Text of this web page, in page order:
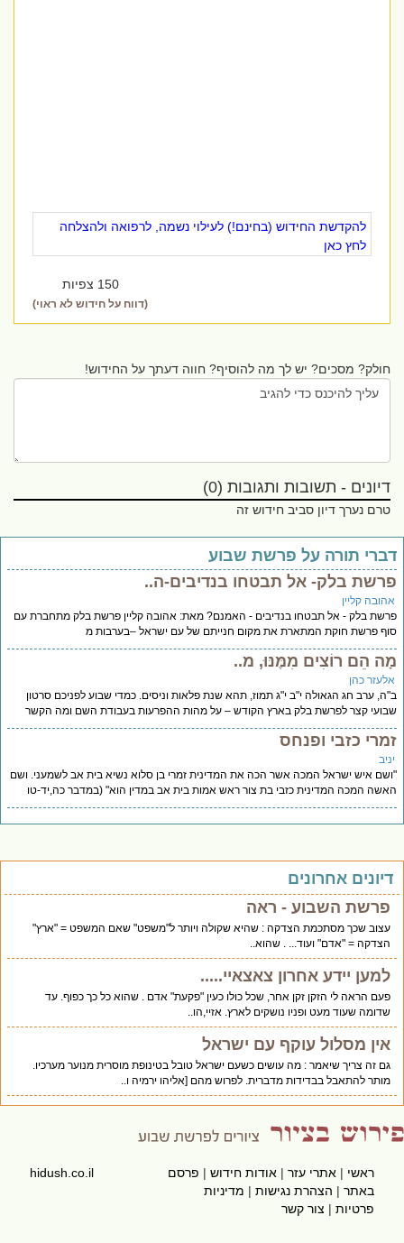
להקדשת החידוש (בחינם!) לעילוי נשמה, לרפואה ולהצלחה
לחץ כאן
150 צפיות
(דווח על חידוש לא ראוי)
חולק? מסכים? יש לך מה להוסיף? חווה דעתך על החידוש!
דיונים - תשובות ותגובות (0)
טרם נערך דיון סביב חידוש זה
תורה על פרשת שבוע
בלק- אל תבטחו בנדיבים-ה..
קליין
בלק - אל תבטחו בנדיבים - האמנם? מאת: אהובה קליין פרשת בלק מתחברת עם
פרשת חוקת המתארת את מקום חנייתם של עם ישראל –בערבות מ
הֵם רוֹצִים מִמֶּנּוּ, מ..
כהן
ערב חג הגאולה י"ב י"ג תמוז, תהא שנת פלאות וניסים. כמדי שבוע לפניכם סרטון
קצר לפרשת בלק בארץ הקודש – על מהות ההפרעות בעבודת השם ומה הקשר
כזבי ופנחס
איש ישראל המכה אשר הכה את המדינית זמרי בן סלוא נשיא בית אב לשמעני. ושם
המכה המדינית כזבי בת צור ראש אמות בית אב במדין הוא" (במדבר כה,יד-טו
אחרונים
פרשת השבוע - ראה
עצוב שכך מסתכמת הצדקה : שהיא שקולה ויותר ל"משפט" שאם המשפט = "ארץ"
הצדקה = "אדם" ועוד... . שהוא..
למען יידע אחרון צאצאיי.....
פעם הראה לי הזקן זקן אחר, שכל כולו כעין "פקעת" אדם . שהוא כל כך כפוף. עד
שדומה שעוד מעט ופניו נושקים לארץ. אזיי,הו..
אין מסלול עוקף עם ישראל
גם זה צריך שיאמר : מה עושים כשעם ישראל טובל בטינופת מוסרית מנוער מערכיו.
מותר להתאבל בבדידות מדברית. לפרוש מהם [אליהו ירמיה ו..
ראשי|אתרי עזר|אודות חידוש|פרסם
באתר|הצהרת נגישות|מדיניות
פרטיות|צור קשר
hidush.co.il